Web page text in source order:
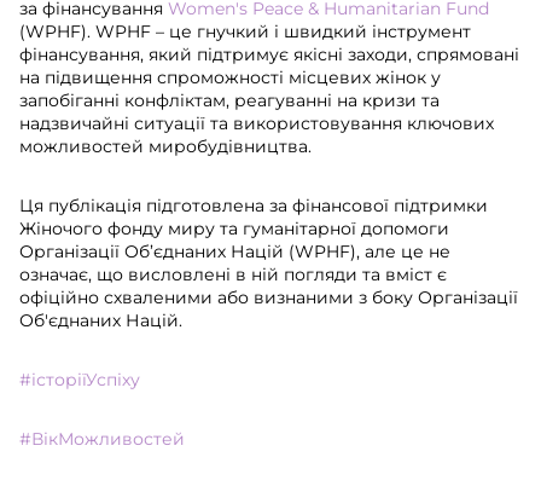
за фінансування Women's Peace & Humanitarian Fund
(WPHF). WPHF – це гнучкий і швидкий інструмент
фінансування, який підтримує якісні заходи, спрямовані
на підвищення спроможності місцевих жінок у
запобіганні конфліктам, реагуванні на кризи та
надзвичайні ситуації та використовування ключових
можливостей миробудівництва.
Ця публікація підготовлена за фінансової підтримки
Жіночого фонду миру та гуманітарної допомоги
Організації Об’єднаних Націй (WPHF), але це не
означає, що висловлені в ній погляди та вміст є
офіційно схваленими або визнаними з боку Організації
Об'єднаних Націй.
#історіїУспіху
#ВікМожливостей